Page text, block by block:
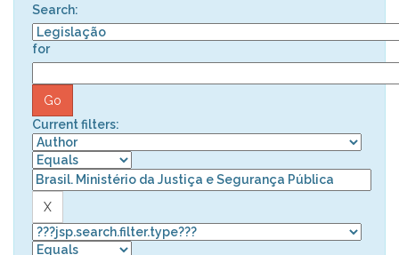
Search:
for
Current filters: